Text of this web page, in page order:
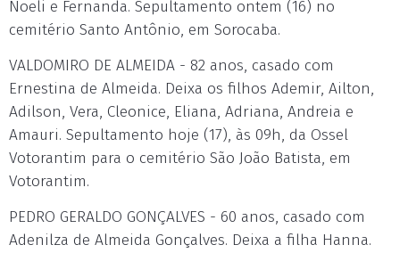
Noeli e Fernanda. Sepultamento ontem (16) no
cemitério Santo Antônio, em Sorocaba.
VALDOMIRO DE ALMEIDA - 82 anos, casado com
Ernestina de Almeida. Deixa os filhos Ademir, Ailton,
Adilson, Vera, Cleonice, Eliana, Adriana, Andreia e
Amauri. Sepultamento hoje (17), às 09h, da Ossel
Votorantim para o cemitério São João Batista, em
Votorantim.
PEDRO GERALDO GONÇALVES - 60 anos, casado com
Adenilza de Almeida Gonçalves. Deixa a filha Hanna.